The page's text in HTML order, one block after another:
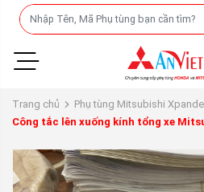
Trang chủ
Phụ tùng Mitsubishi
Công tắc lên xuống kính tổng xe